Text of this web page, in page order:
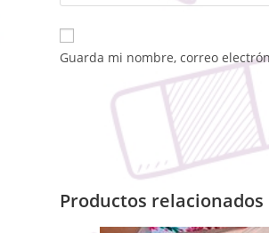
Guarda mi nombre, correo
Productos relacionados